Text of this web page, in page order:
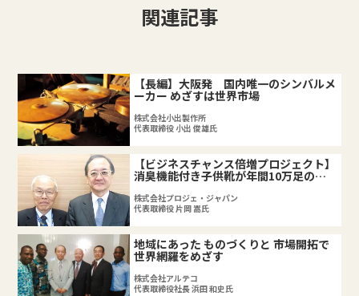
関連記事
【長編】大阪発 国内唯一のシンバルメ
ーカー めざすは世界市場
株式会社小出製作所
代表取締役 小出 俊雄氏
【ビジネスチャンス倍増プロジェクト】
消臭機能付き子供靴が年間10万足のヒ
株式会社プロジェ・ジャパン
代表取締役 片岡 嵩氏
地域にあった ものづくりと 市場開拓で
世界網羅をめざす
株式会社アルテコ
代表取締役社長 浜田 和史氏